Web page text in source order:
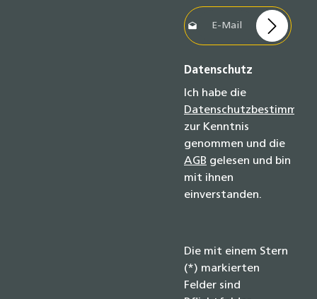
E-Mail-Adresse*
Datenschutz
Ich habe die
zur Kenntnis
genommen und die
AGB gelesen und bin
mit ihnen
einverstanden.
Die mit einem Stern
(*) markierten
Felder sind